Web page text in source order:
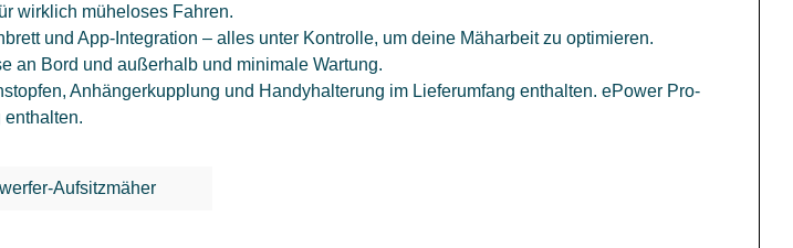
wirklich müheloses Fahren.
und App-Integration – alles unter Kontrolle, um deine Mäharbeit zu optimieren.
an Bord und außerhalb und minimale Wartung.
Anhängerkupplung und Handyhalterung im Lieferumfang enthalten. ePower Pro-
enthalten.
Aufsitzmäher